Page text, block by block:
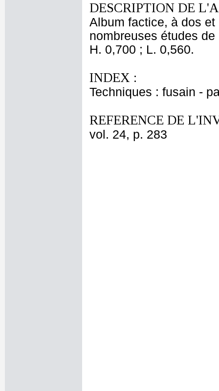
DESCRIPTION DE
Album factice, à dos
nombreuses études
H. 0,700 ; L. 0,560.
INDEX :
Techniques : fusain -
REFERENCE DE
vol. 24, p. 283